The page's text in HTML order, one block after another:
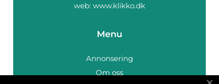
web: www.klikko.dk
Menu
Annonsering
Om oss